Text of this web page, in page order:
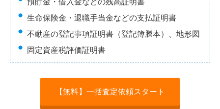
生命保険金・退職手当金などの支払証明書
不動産の登記事項証明書（登記簿謄本）、地形図
固定資産税評価証明書
【無料】一括査定依頼スタート